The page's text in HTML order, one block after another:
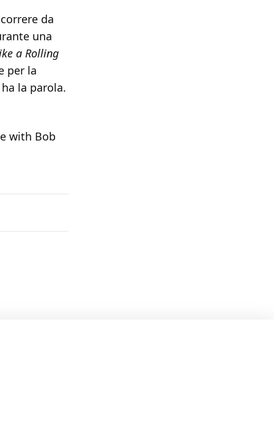
da
una
a Rolling
per la
la parola.
with Bob